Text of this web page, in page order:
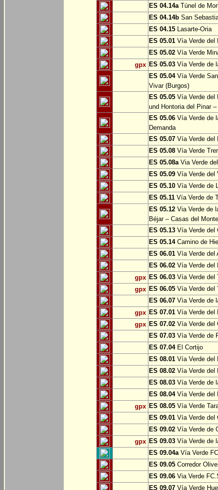
ES 04.14aTúnel de
ES 04.14b San
ES 04.15 Lasarte-Oria
ES 05.01 Vía Verde del
ES 05.02 Vía Verde
gpx ES 05.03 Vía Verde de
ES 05.04Vía Verde
Vivar (Burgos)
ES 05.05 Vía Verde del
und Hontoria del Pinar
ES 05.06 Vía Verde de
Demanda
ES 05.07 Vía Verde del
ES 05.08 Vía Verde
ES 05.08aVia Verde
ES 05.09 Vía Verde del
ES 05.10 Vía Verde de
ES 05.11 Vía Verde de
ES 05.12 Via Verde de
Béjar – Casas del Monte
ES 05.13 Vía Verde del
ES 05.14Camino de
ES 06.01 Vía Verde del
ES 06.02 Vía Verde del
gpx ES 06.03 Vía Verde del
gpx ES 06.05 Vía Verde del
ES 06.07 Vìa Verde de
gpx ES 07.01 Vía Verde del
gpx ES 07.02 Vía Verde del
ES 07.03 Vía Verde de
ES 07.04El Cortijo
ES 08.01 Vía Verde del
ES 08.02 Vía Verde del
ES 08.03 Vía Verde de
ES 08.04Vía Verde del
gpx ES 08.05 Vía Verde
ES 09.01 Vía Verde del
ES 09.02 Vía Verde de
gpx ES 09.03 Vía Verde de
ES 09.04aVía Verde
ES 09.05 Corredor
ES 09.06 Via Verde
ES 09.07 Vía Verde